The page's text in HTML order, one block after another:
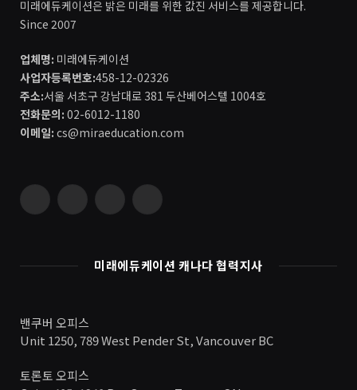
미래에듀케이션은 밝은 미래를 위한 값진 서비스를 제공합니다.
Since 2007
업체명: 미래에듀케이션
사업자등록번호:458-12-02326
주소:서울 서초구 강남대로 381 두산베어스텔 1004호
전화문의: 02-6012-1180
이메일: cs@miraeducation.com
InstagramVimeo YouTube RSS
미래에듀케이션 캐나다 협력지사
밴쿠버 오피스
Unit 1250, 789 West Pender St, Vancouver BC
토론토 오피스